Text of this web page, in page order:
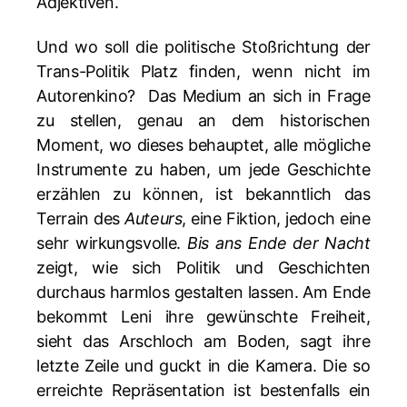
Und wo soll die politische Stoßrichtung der
Trans-Politik Platz finden, wenn nicht im
Autorenkino? Das Medium an sich in Frage
zu stellen, genau an dem historischen
Moment, wo dieses behauptet, alle mögliche
Instrumente zu haben, um jede Geschichte
erzählen zu können, ist bekanntlich das
Terrain des Auteurs, eine Fiktion, jedoch eine
sehr wirkungsvolle. Bis ans Ende der Nacht
zeigt, wie sich Politik und Geschichten
durchaus harmlos gestalten lassen. Am Ende
bekommt Leni ihre gewünschte Freiheit,
sieht das Arschloch am Boden, sagt ihre
letzte Zeile und guckt in die Kamera. Die so
erreichte Repräsentation ist bestenfalls ein